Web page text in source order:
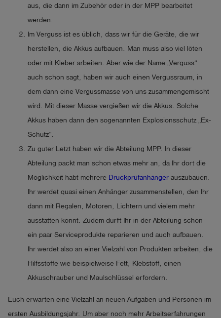
aus, die dann im Zubehör oder in der MPP bearbeitet
werden.
Im Verguss ist es üblich, dass wir für die Geräte, die wir
herstellen, die Akkus aufbauen. Man muss also viel löten
oder mit Kleber arbeiten. Aber wie der Name „Verguss“
auch schon sagt, haben wir auch einen Vergussraum, in
dem dann eine Vergussmasse von uns zusammengemischt
wird. Mit dieser Masse vergießen wir die Akkus. Solche
Akkus haben dann den sogenannten Explosionsschutz „Ex-
Schutz“.
Zu guter Letzt haben wir die Abteilung MPP. In dieser
Abteilung packt man schon etwas mehr an, da Ihr dort die
Möglichkeit habt mehrere Druckprüfanhänger auszubauen.
Ihr werdet quasi einen Anhänger zusammenstellen, den Ihr
dann mit Regalen, Motoren, Lichtern und vielem mehr
ausstatten könnt. Zudem dürft Ihr in der Abteilung schon
ein paar Serviceprodukte reparieren und auch aufbauen.
Ihr werdet also an einer Vielzahl von Produkten arbeiten, die
Hilfsstoffe wie beispielweise Fett, Klebstoff, einen
Akkuschrauber und Maulschlüssel erfordern.
Euch erwarten eine Vielzahl an neuen Aufgaben und Personen im
ersten Ausbildungsjahr. Um aber noch mehr Arbeitserfahrungen